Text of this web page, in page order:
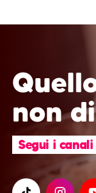
non
Segui i